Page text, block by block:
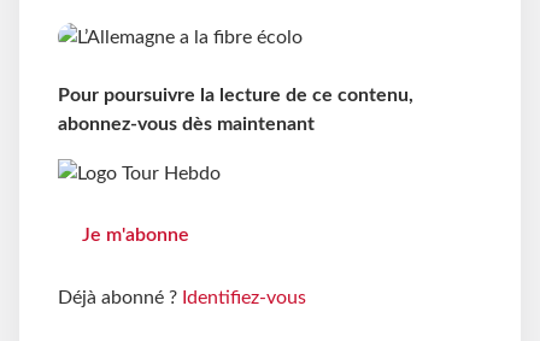
Pour poursuivre la lecture de ce contenu,
abonnez-vous dès maintenant
Je m'abonne
Déjà abonné ? Identifiez-vous